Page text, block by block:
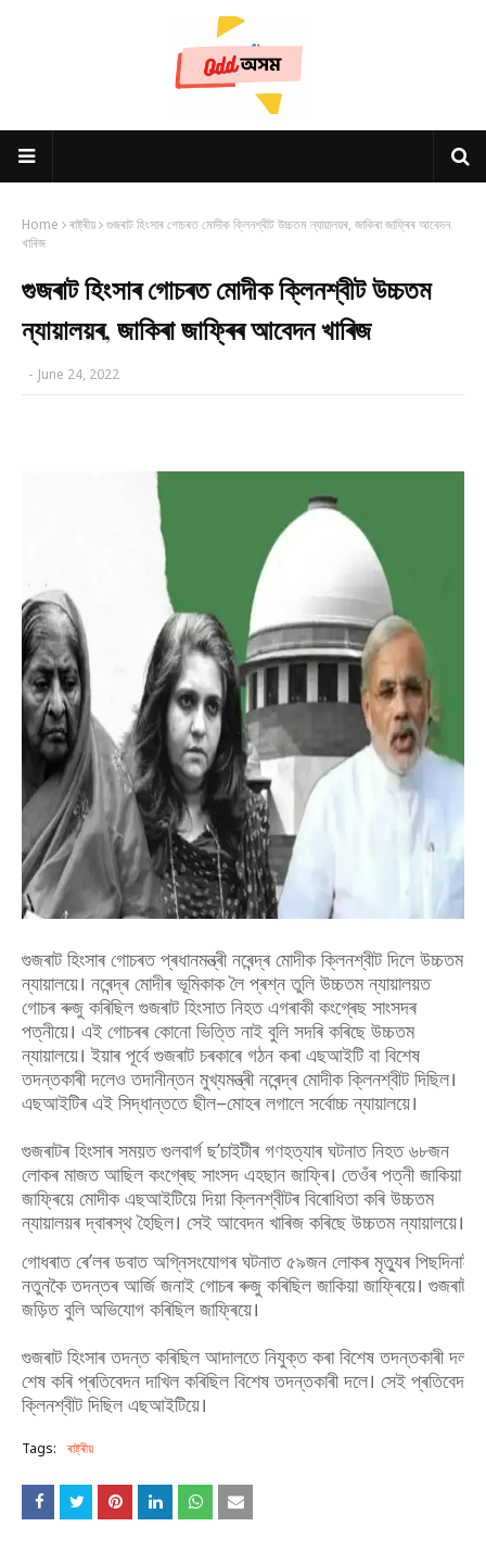
Home ৰাষ্ট্ৰীয় গুজৰাট হিংসাৰ গোচৰত মোদীক ক্লিনশ্বীট উচ্চতম ন্যায়ালয়ৰ, জাকিৰা জাফ্ৰিৰ আবেদন
খাৰিজ
গুজৰাট হিংসাৰ গোচৰত মোদীক ক্লিনশ্বীট উচ্চতম
ন্যায়ালয়ৰ, জাকিৰা জাফ্ৰিৰ আবেদন খাৰিজ
- June 24, 2022
গুজৰাট হিংসাৰ গোচৰত প্ৰধানমন্ত্ৰী নৰেন্দ্ৰ মোদীক ক্লিনশ্বীট দিলে উচ্চতম
ন্যায়ালয়ে। নৰেন্দ্ৰ মোদীৰ ভূমিকাক লৈ প্ৰশ্ন তুলি উচ্চতম ন্যায়ালয়ত
গোচৰ ৰুজু কৰিছিল গুজৰাট হিংসাত নিহত এগৰাকী কংগ্ৰেছ সাংসদৰ
পত্নীয়ে। এই গোচৰৰ কোনো ভিত্তি নাই বুলি সদৰি কৰিছে উচ্চতম
ন্যায়ালয়ে। ইয়াৰ পূৰ্বে গুজৰাট চৰকাৰে গঠন কৰা এছআইটি বা বিশেষ
তদন্তকাৰী দলেও তদানীন্তন মুখ্যমন্ত্ৰী নৰেন্দ্ৰ মোদীক ক্লিনশ্বীট দিছিল।
এছআইটিৰ এই সিদ্ধান্ততে ছীল–মোহৰ লগালে সৰ্বোচ্চ ন্যায়ালয়ে।
গুজৰাটৰ হিংসাৰ সময়ত গুলবাৰ্গ ছ’চাইটীৰ গণহত্যাৰ ঘটনাত নিহত ৬৮জন
লোকৰ মাজত আছিল কংগ্ৰেছ সাংসদ এহছান জাফ্ৰি। তেওঁৰ পত্নী জাকিয়া
জাফ্ৰিয়ে মোদীক এছআইটিয়ে দিয়া ক্লিনশ্বীটৰ বিৰোধিতা কৰি উচ্চতম
ন্যায়ালয়ৰ দ্বাৰস্থ হৈছিল। সেই আবেদন খাৰিজ কৰিছে উচ্চতম ন্যায়ালয়ে।
গোধৰাত ৰে’লৰ ডবাত অগ্নিসংযোগৰ ঘটনাত ৫৯জন লোকৰ মৃত্যুৰ পিছদিনাই
নতুনকৈ তদন্তৰ আৰ্জি জনাই গোচৰ ৰুজু কৰিছিল জাকিয়া জাফ্ৰিয়ে। গুজৰাট
জড়িত বুলি অভিযোগ কৰিছিল জাফ্ৰিয়ে।
গুজৰাট হিংসাৰ তদন্ত কৰিছিল আদালতে নিযুক্ত কৰা বিশেষ তদন্তকাৰী
শেষ কৰি প্ৰতিবেদন দাখিল কৰিছিল বিশেষ তদন্তকাৰী দলে। সেই
ক্লিনশ্বীট দিছিল এছআইটিয়ে।
Tags: ৰাষ্ট্ৰীয়